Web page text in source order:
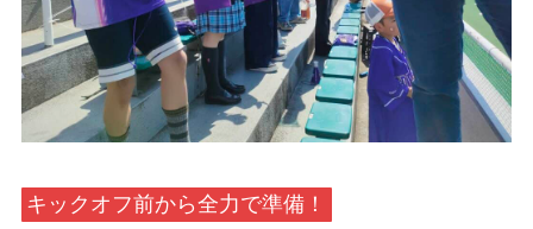
キックオフ前から全力で準備！